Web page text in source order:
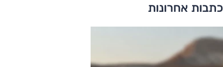
כתבות אחרונות